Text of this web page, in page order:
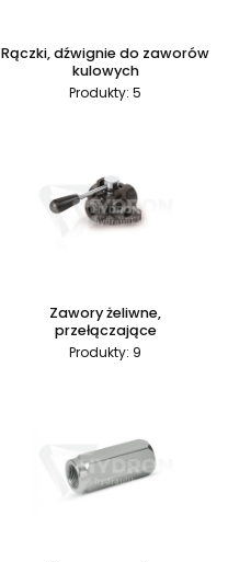
Rączki, dźwignie do zaworów
kulowych
Produkty: 5
Zawory żeliwne,
przełączające
Produkty: 9